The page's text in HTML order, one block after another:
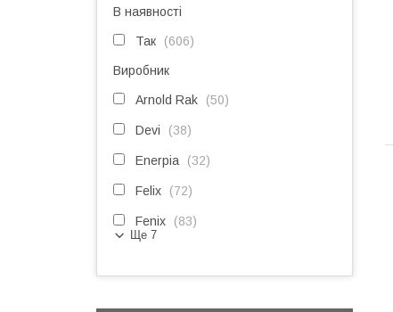
В наявності
Так 606
Виробник
Arnold Rak 50
Devi 38
Enerpia 32
Felix 72
Fenix 83
Ще 7